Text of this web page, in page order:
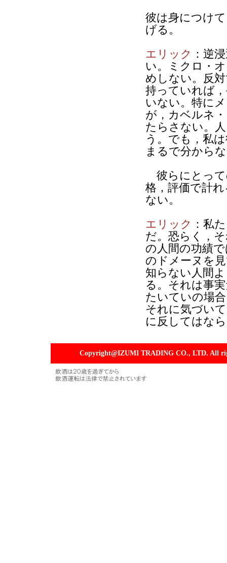
彼は身につけ
げる。
エリック ：逆
い。ミクロ・
めしない。反
持っていれば
いない。特に
が，カベルネ
たらさない。
う。でも，私
まるで分から
彼らにとって
格，評価で計
ない。
エリック ：私
だ。恐らく，
の人間の功績
のドメーヌを
知らない人間
る。それは事
たいていの場
それに気づい
に反してはな
Copyright@IZUMI TRADING CO., LTD. All